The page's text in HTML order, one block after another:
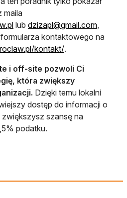
maila
otwiera się w nowej karcie
lub dzizapl@gmail.comotwiera
,
kontaktowego na
kontakt/otwiera się w
.
i off-site pozwoli Ci
która zwiększy
Dzięki temu lokalni
dostęp do informacji o
zwiększysz szansę na
podatku.